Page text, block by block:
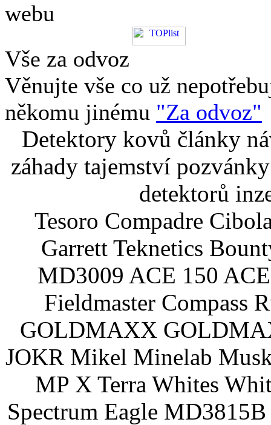
webu
Vše za odvoz
Věnujte vše co už
někomu jinému "Za odvoz"
Detektory kovů články
záhady tajemství
detektorů
Tesoro Compadre
Garrett Teknetics
MD3009 ACE 150
Fieldmaster Compass
GOLDMAXX
JOKR Mikel Minelab
MP X Terra Whites
Spectrum Eagle